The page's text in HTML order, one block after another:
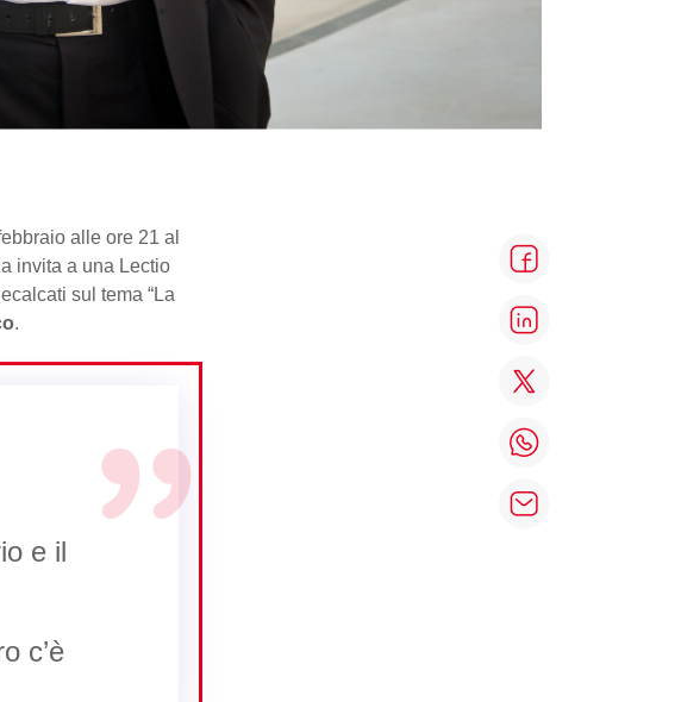
alle ore 21 al
invita a una Lectio
sul tema “La
.
e il
c’è